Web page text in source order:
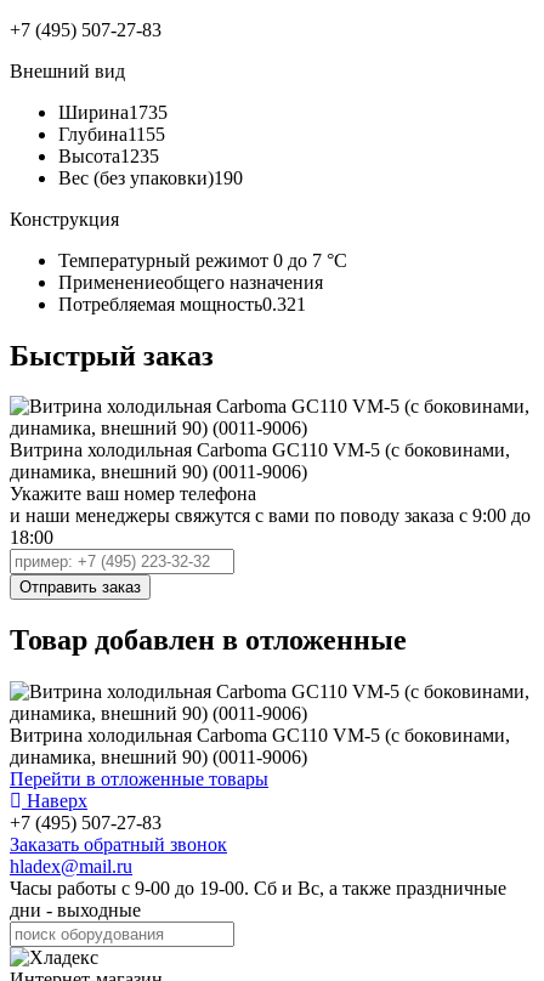
+7 (495) 507-27-83
Внешний вид
Ширина1735
Глубина1155
Высота1235
Вес (без упаковки)190
Конструкция
Температурный режимот 0 до 7 °C
Применениеобщего назначения
Потребляемая мощность0.321
Быстрый заказ
Витрина холодильная Carboma GC110 VM-5 (с боковинами,
динамика, внешний 90) (0011-9006)
Укажите ваш номер телефона
и наши менеджеры свяжутся с вами по поводу заказа с 9:00 до
18:00
Товар добавлен в отложенные
Витрина холодильная Carboma GC110 VM-5 (с боковинами,
динамика, внешний 90) (0011-9006)
Перейти в отложенные товары
Наверх
+7 (495) 507-27-83
Заказать обратный звонок
hladex@mail.ru
Часы работы с 9-00 до 19-00. Сб и Вс, а также праздничные
дни - выходные